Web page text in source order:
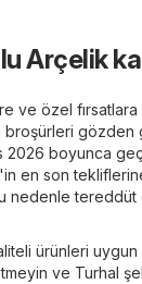
Arçelik
ve özel fırsatlara
broşürleri
boyunca
'in en son
nedenle
ürünleri
ve Turhal